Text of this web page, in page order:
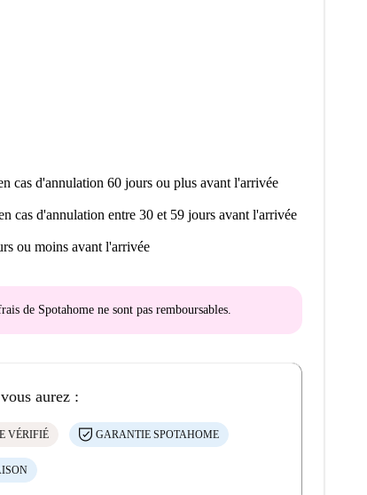
cas d'annulation 60 jours ou plus avant l'arrivée
cas d'annulation entre 30 et 59 jours avant l'arrivée
ou moins avant l'arrivée
de Spotahome ne sont pas remboursables.
aurez :
VÉRIFIÉ GARANTIE SPOTAHOME